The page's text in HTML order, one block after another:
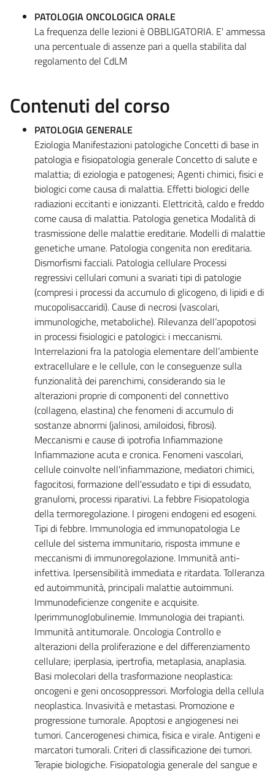
PATOLOGIA ONCOLOGICA ORALE
La frequenza delle lezioni è OBBLIGATORIA. E' ammessa
una percentuale di assenze pari a quella stabilita dal
regolamento del CdLM
Contenuti del corso
PATOLOGIA GENERALE
Eziologia Manifestazioni patologiche Concetti di base in
patologia e fisiopatologia generale Concetto di salute e
malattia; di eziologia e patogenesi; Agenti chimici, fisici e
biologici come causa di malattia. Effetti biologici delle
radiazioni eccitanti e ionizzanti. Elettricità, caldo e freddo
come causa di malattia. Patologia genetica Modalità di
trasmissione delle malattie ereditarie. Modelli di malattie
genetiche umane. Patologia congenita non ereditaria.
Dismorfismi facciali. Patologia cellulare Processi
regressivi cellulari comuni a svariati tipi di patologie
(compresi i processi da accumulo di glicogeno, di lipidi e di
mucopolisaccaridi). Cause di necrosi (vascolari,
immunologiche, metaboliche). Rilevanza dell’apopotosi
in processi fisiologici e patologici: i meccanismi.
Interrelazioni fra la patologia elementare dell’ambiente
extracellulare e le cellule, con le conseguenze sulla
funzionalità dei parenchimi, considerando sia le
alterazioni proprie di componenti del connettivo
(collageno, elastina) che fenomeni di accumulo di
sostanze abnormi (jalinosi, amiloidosi, fibrosi).
Meccanismi e cause di ipotrofia Infiammazione
Infiammazione acuta e cronica. Fenomeni vascolari,
cellule coinvolte nell'infiammazione, mediatori chimici,
fagocitosi, formazione dell'essudato e tipi di essudato,
granulomi, processi riparativi. La febbre Fisiopatologia
della termoregolazione. I pirogeni endogeni ed esogeni.
Tipi di febbre. Immunologia ed immunopatologia Le
cellule del sistema immunitario, risposta immune e
meccanismi di immunoregolazione. Immunità anti-
infettiva. Ipersensibilità immediata e ritardata. Tolleranza
ed autoimmunità, principali malattie autoimmuni.
Immunodeficienze congenite e acquisite.
Iperimmunoglobulinemie. Immunologia dei trapianti.
Immunità antitumorale. Oncologia Controllo e
alterazioni della proliferazione e del differenziamento
cellulare; iperplasia, ipertrofia, metaplasia, anaplasia.
Basi molecolari della trasformazione neoplastica:
oncogeni e geni oncosoppressori. Morfologia della cellula
neoplastica. Invasività e metastasi. Promozione e
progressione tumorale. Apoptosi e angiogenesi nei
tumori. Cancerogenesi chimica, fisica e virale. Antigeni e
marcatori tumorali. Criteri di classificazione dei tumori.
Terapie biologiche. Fisiopatologia generale del sangue e